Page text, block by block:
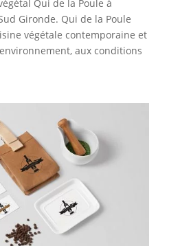
Qui de la Poule à
Gironde. Qui de la Poule
végétale contemporaine et
aux conditions